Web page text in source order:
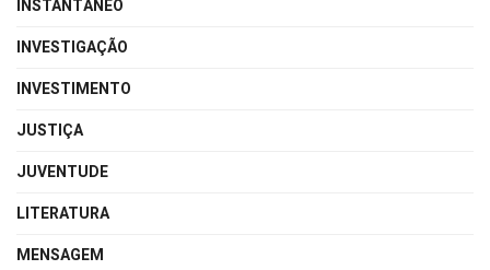
INSTANTÂNEO
INVESTIGAÇÃO
INVESTIMENTO
JUSTIÇA
JUVENTUDE
LITERATURA
MENSAGEM